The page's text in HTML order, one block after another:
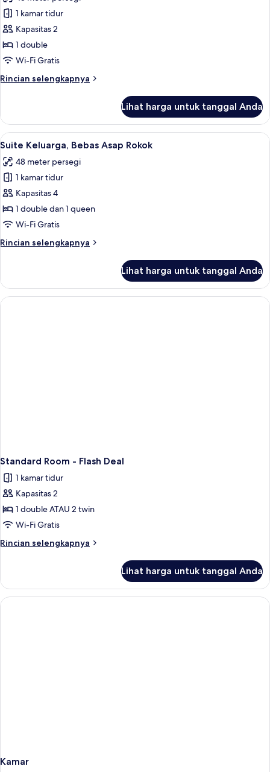
pemandangan
kota
untuk
Suite,
1
Tempat
Double,
Rokok
1 kamar tidur
Kapasitas 2
1 double
Wi-Fi Gratis
Rincian selengkapnya
Rincian
Suite,
Tempat
Double,
Bebas
Asap
Rokok
Lihat harga untuk tanggal Anda
Lihat
semua
foto
untuk
Suite
Keluarga,
Bebas
Rokok
Suite Keluarga, Bebas Asap Rokok |
8
Suite Keluarga, Bebas Asap Rokok
48 meter persegi
1 kamar tidur
Kapasitas 4
1 double dan 1 queen
Wi-Fi Gratis
Rincian selengkapnya
Rincian
Suite
Keluarga,
Bebas
Lihat harga untuk tanggal Anda
Standard Room - Flash Deal
1 kamar tidur
Kapasitas 2
1 double ATAU 2 twin
Wi-Fi Gratis
Rincian selengkapnya
Rincian
Standard
Room
-
Lihat harga untuk tanggal Anda
Kamar